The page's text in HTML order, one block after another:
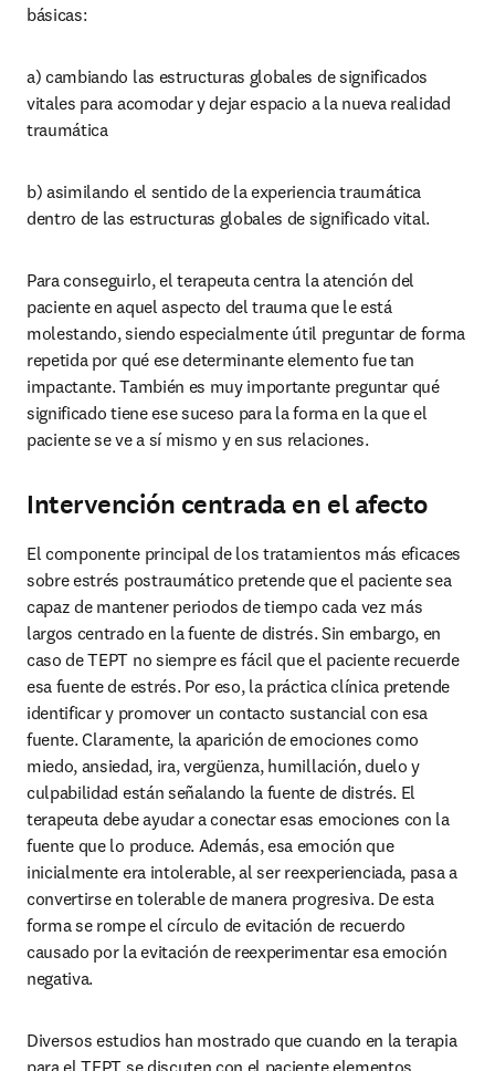
básicas:
a) cambiando las estructuras globales de significados
vitales para acomodar y dejar espacio a la nueva realidad
traumática
b) asimilando el sentido de la experiencia traumática
dentro de las estructuras globales de significado vital.
Para conseguirlo, el terapeuta centra la atención del
paciente en aquel aspecto del trauma que le está
molestando, siendo especialmente útil preguntar de forma
repetida por qué ese determinante elemento fue tan
impactante. También es muy importante preguntar qué
significado tiene ese suceso para la forma en la que el
paciente se ve a sí mismo y en sus relaciones.
Intervención centrada en el afecto
El componente principal de los tratamientos más eficaces
sobre estrés postraumático pretende que el paciente sea
capaz de mantener periodos de tiempo cada vez más
largos centrado en la fuente de distrés. Sin embargo, en
caso de TEPT no siempre es fácil que el paciente recuerde
esa fuente de estrés. Por eso, la práctica clínica pretende
identificar y promover un contacto sustancial con esa
fuente. Claramente, la aparición de emociones como
miedo, ansiedad, ira, vergüenza, humillación, duelo y
culpabilidad están señalando la fuente de distrés. El
terapeuta debe ayudar a conectar esas emociones con la
fuente que lo produce. Además, esa emoción que
inicialmente era intolerable, al ser reexperienciada, pasa a
convertirse en tolerable de manera progresiva. De esta
forma se rompe el círculo de evitación de recuerdo
causado por la evitación de reexperimentar esa emoción
negativa.
Diversos estudios han mostrado que cuando en la terapia
para el TEPT se discuten con el paciente elementos